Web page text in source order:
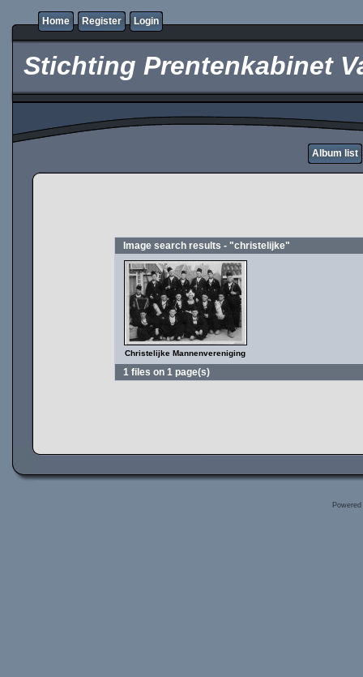
Home Register Login
Stichting Prentenkabinet
Album list
Image search results - "christelijke"
Christelijke Mannenvereniging
1 files on 1 page(s)